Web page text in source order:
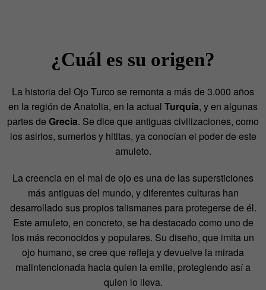
¿Cuál es su origen?
La historia del Ojo Turco se remonta a más de 3.000 años
en la región de Anatolia, en la actual Turquía, y en algunas
partes de Grecia. Se dice que antiguas civilizaciones, como
los asirios, sumerios y hititas, ya conocían el poder de este
amuleto.
La creencia en el mal de ojo es una de las supersticiones
más antiguas del mundo, y diferentes culturas han
desarrollado sus propios talismanes para protegerse de él.
Este amuleto, en concreto, se ha destacado como uno de
los más reconocidos y populares. Su diseño, que imita un
ojo humano, se cree que refleja y devuelve la mirada
malintencionada hacia quien la emite, protegiendo así a
quien lo lleva.